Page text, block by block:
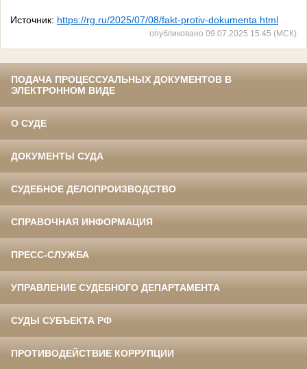
Источник: https://rg.ru/2025/07/08/fakt-protiv-dokumenta.html
опубликовано 09.07.2025 15:45 (МСК)
ПОДАЧА ПРОЦЕССУАЛЬНЫХ ДОКУМЕНТОВ В
ЭЛЕКТРОННОМ ВИДЕ
О СУДЕ
ДОКУМЕНТЫ СУДА
СУДЕБНОЕ ДЕЛОПРОИЗВОДСТВО
СПРАВОЧНАЯ ИНФОРМАЦИЯ
ПРЕСС-СЛУЖБА
УПРАВЛЕНИЕ СУДЕБНОГО ДЕПАРТАМЕНТА
СУДЫ СУБЪЕКТА РФ
ПРОТИВОДЕЙСТВИЕ КОРРУПЦИИ